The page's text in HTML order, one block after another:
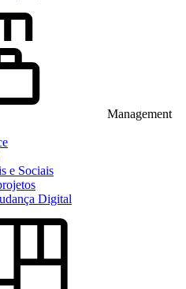
Management
e Sociais
Digital